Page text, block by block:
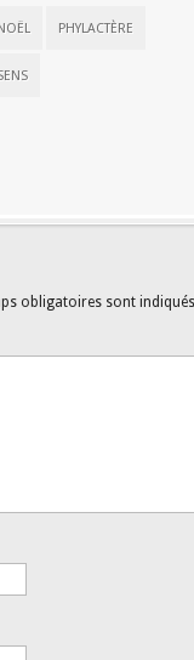
PHYLACTÈRE
obligatoires sont